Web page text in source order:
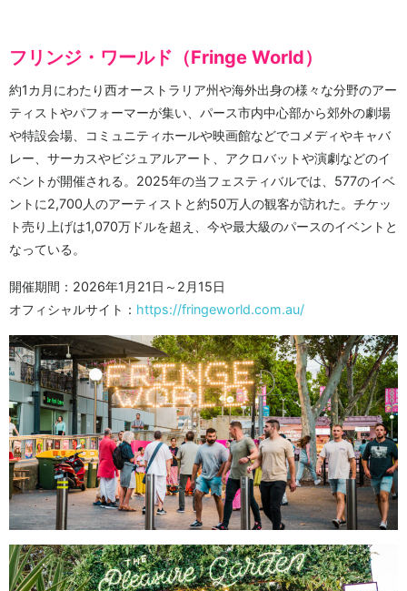
フリンジ・ワールド（Fringe World）
約1カ月にわたり西オーストラリア州や海外出身の様々な分野のアー
ティストやパフォーマーが集い、パース市内中心部から郊外の劇場
や特設会場、コミュニティホールや映画館などでコメディやキャバ
レー、サーカスやビジュアルアート、アクロバットや演劇などのイ
ベントが開催される。2025年の当フェスティバルでは、577のイベ
ントに2,700人のアーティストと約50万人の観客が訪れた。チケッ
ト売り上げは1,070万ドルを超え、今や最大級のパースのイベントと
なっている。
開催期間：2026年1月21日～2月15日
オフィシャルサイト： https://fringeworld.com.au/